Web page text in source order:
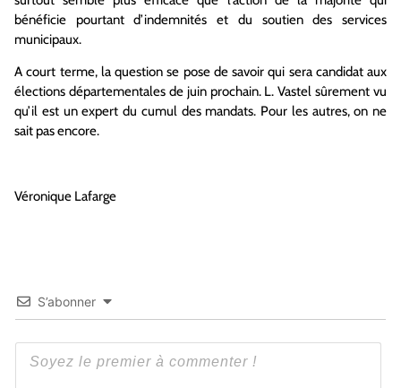
bénéficie pourtant d’indemnités et du soutien des services
municipaux.
A court terme, la question se pose de savoir qui sera candidat aux
élections départementales de juin prochain. L. Vastel sûrement vu
qu’il est un expert du cumul des mandats. Pour les autres, on ne
sait pas encore.
Véronique Lafarge
S’abonner